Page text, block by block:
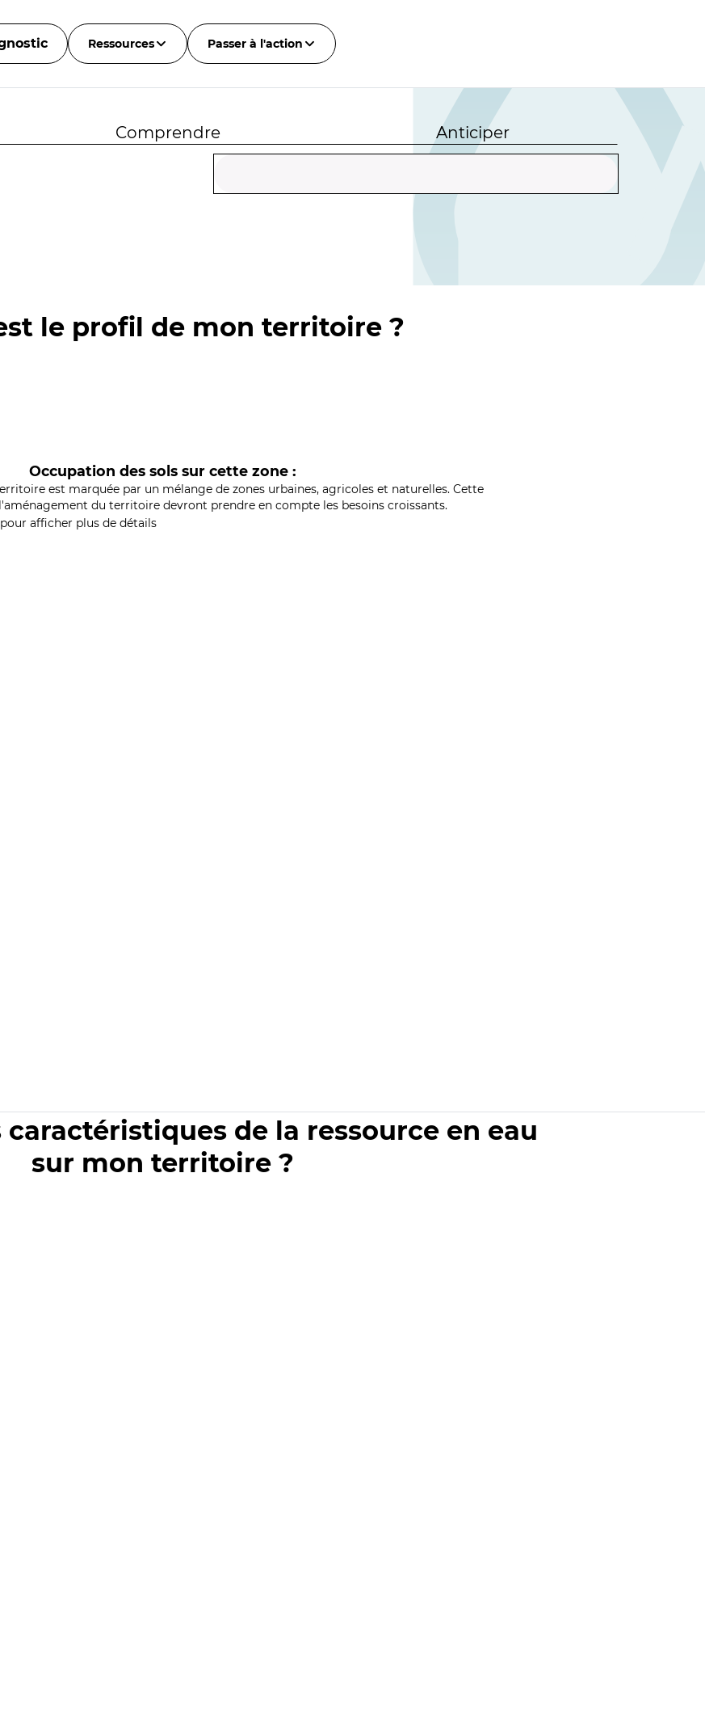
Ressources Passer à l'action
Comprendre Anticiper
le profil de mon territoire ?
Occupation des sols sur cette zone :
est marquée par un mélange de zones urbaines, agricoles et naturelles. Cette
du territoire devront prendre en compte les besoins croissants.
afficher plus de détails
de la ressource en eau
sur mon territoire ?